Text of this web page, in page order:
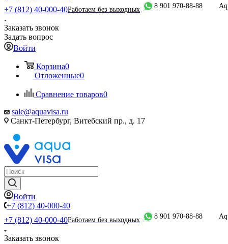
+7 (812) 40-000-40Работаем без выходных 8 901 970-88-88
Заказать звонок
Задать вопрос
Войти
Корзина0
Отложенные0
Сравнение товаров0
sale@aquavisa.ru
Санкт-Петербург, Витебский пр., д. 17
Войти
+7 (812) 40-000-40
+7 (812) 40-000-40Работаем без выходных 8 901 970-88-88
Заказать звонок